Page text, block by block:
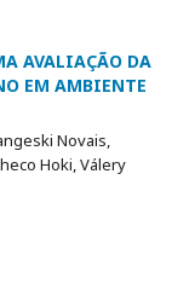
AVALIAÇÃO DA
EM AMBIENTE
Novais,
Hoki, Válery